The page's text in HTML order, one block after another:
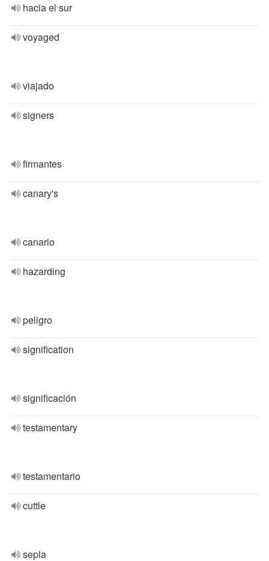
hacia el sur
voyaged
viajado
signers
firmantes
canary's
canario
hazarding
peligro
signification
significación
testamentary
testamentario
cuttle
sepia